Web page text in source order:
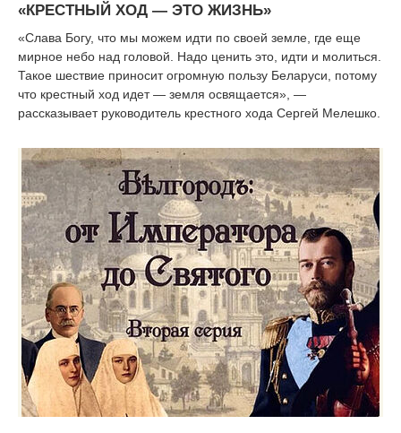
«КРЕСТНЫЙ ХОД — ЭТО ЖИЗНЬ»
«Слава Богу, что мы можем идти по своей земле, где еще
мирное небо над головой. Надо ценить это, идти и молиться.
Такое шествие приносит огромную пользу Беларуси, потому
что крестный ход идет — земля освящается», —
рассказывает руководитель крестного хода Сергей Мелешко.